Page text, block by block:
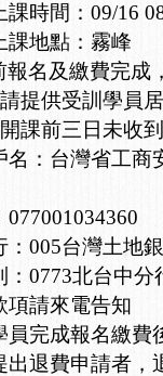
時間：09/16
地點：霧峰
報名及繳費完成
提供受訓學員
開課前三日未收
：台灣省工商
005台灣土地
0773北台中分
請來電告知
完成報名繳費
出退費申請者，